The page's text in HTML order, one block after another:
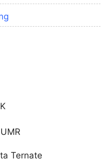
Ternate